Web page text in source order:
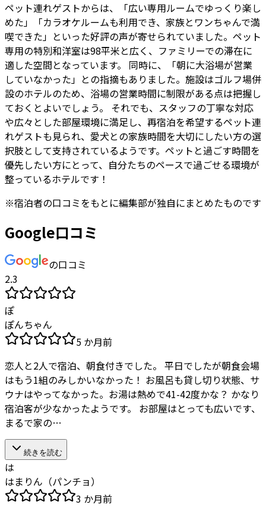
ペット連れゲストからは、「広い専用ルームでゆっくり楽し
めた」「カラオケルームも利用でき、家族とワンちゃんで満
喫できた」といった好評の声が寄せられていました。ペット
専用の特別和洋室は98平米と広く、ファミリーでの滞在に
適した空間となっています。 同時に、「朝に大浴場が営業
していなかった」との指摘もありました。施設はゴルフ場併
設のホテルのため、浴場の営業時間に制限がある点は把握し
ておくとよいでしょう。 それでも、スタッフの丁寧な対応
や広々とした部屋環境に満足し、再宿泊を希望するペット連
れゲストも見られ、愛犬との家族時間を大切にしたい方の選
択肢として支持されているようです。ペットと過ごす時間を
優先したい方にとって、自分たちのペースで過ごせる環境が
整っているホテルです！
※宿泊者の口コミをもとに編集部が独自にまとめたものです
Google口コミ
の口コミ
2.3
ぽ
ぽんちゃん
5 か月前
恋人と2人で宿泊、朝食付きでした。 平日でしたが朝食会場
はもう1組のみしかいなかった！ お風呂も貸し切り状態、サ
ウナはやってなかった。お湯は熱めで41-42度かな？ かなり
宿泊客が少なかったようです。 お部屋はとっても広いです、
まるで家の…
続きを読む
は
はまりん（パンチョ）
3 か月前